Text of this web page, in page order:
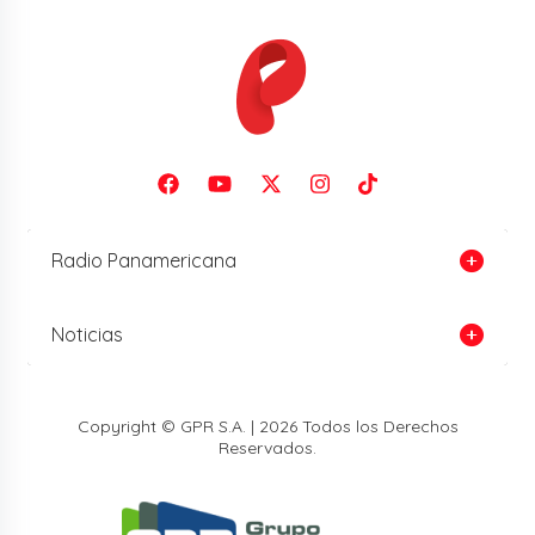
Radio Panamericana
Noticias
Copyright © GPR S.A. | 2026 Todos los Derechos
Reservados.